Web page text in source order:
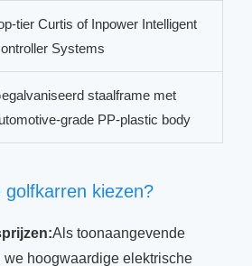
tier Curtis of Inpower Intelligent
Systems
staalframe met
grade PP-plastic body
golfkarren kiezen?
Als toonaangevende
we hoogwaardige elektrische